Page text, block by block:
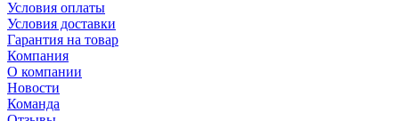
Условия оплаты
Условия доставки
Гарантия на товар
Компания
О компании
Новости
Команда